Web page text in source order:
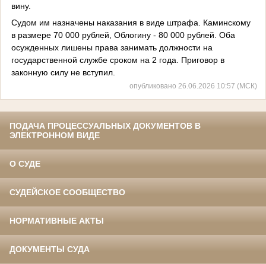
вину.
Судом им назначены наказания в виде штрафа. Каминскому
в размере 70 000 рублей, Облогину - 80 000 рублей. Оба
осужденных лишены права занимать должности на
государственной службе сроком на 2 года. Приговор в
законную силу не вступил.
опубликовано 26.06.2026 10:57 (МСК)
ПОДАЧА ПРОЦЕССУАЛЬНЫХ ДОКУМЕНТОВ В
ЭЛЕКТРОННОМ ВИДЕ
О СУДЕ
СУДЕЙСКОЕ СООБЩЕСТВО
НОРМАТИВНЫЕ АКТЫ
ДОКУМЕНТЫ СУДА